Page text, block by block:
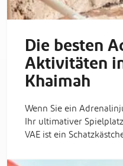
Die besten
Aktivitäten
Khaimah
Wenn Sie ein
Ihr ultimativer
VAE ist ein